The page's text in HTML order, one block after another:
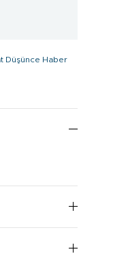
Düşünce Haber